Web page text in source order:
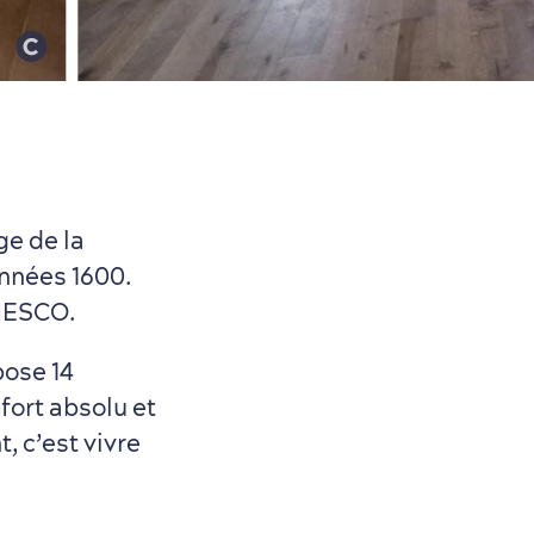
de la
1600.
14
absolu et
c’est vivre